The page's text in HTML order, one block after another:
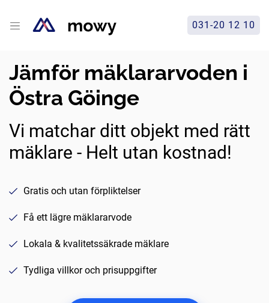
031-20 12 10
Jämför mäklararvoden i
Östra Göinge
Vi matchar ditt objekt med rätt
mäklare - Helt utan kostnad!
Gratis och utan förpliktelser
Få ett lägre mäklararvode
Lokala & kvalitetssäkrade mäklare
Tydliga villkor och prisuppgifter